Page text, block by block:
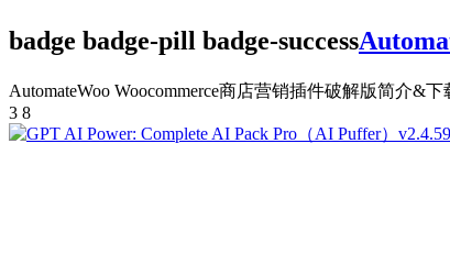
badge badge-pill badge-success
AutomateWoo Woocommerce商店营销插件破解版简介&下
3 8